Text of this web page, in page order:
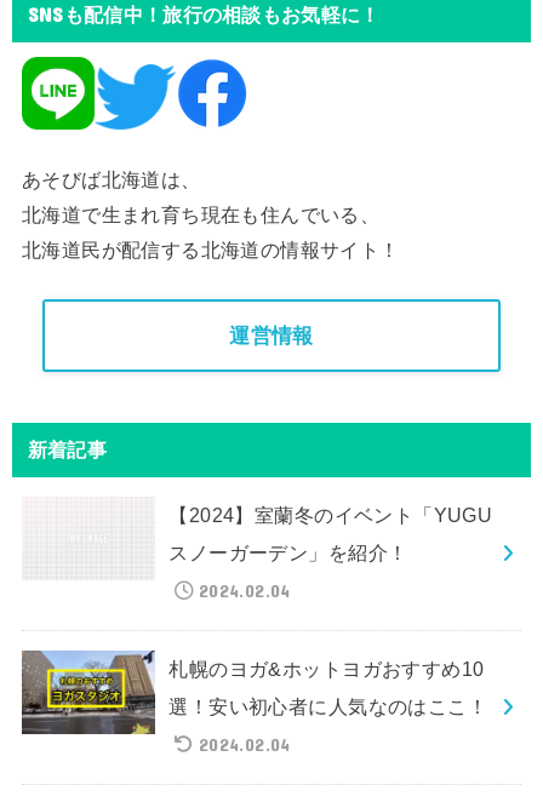
SNSも配信中！旅行の相談もお気軽に！
あそびば北海道は、
北海道で生まれ育ち現在も住んでいる、
北海道民が配信する北海道の情報サイト！
運営情報
新着記事
【2024】室蘭冬のイベント「YUGU
スノーガーデン」を紹介！
2024.02.04
札幌のヨガ&ホットヨガおすすめ10
選！安い初心者に人気なのはここ！
2024.02.04